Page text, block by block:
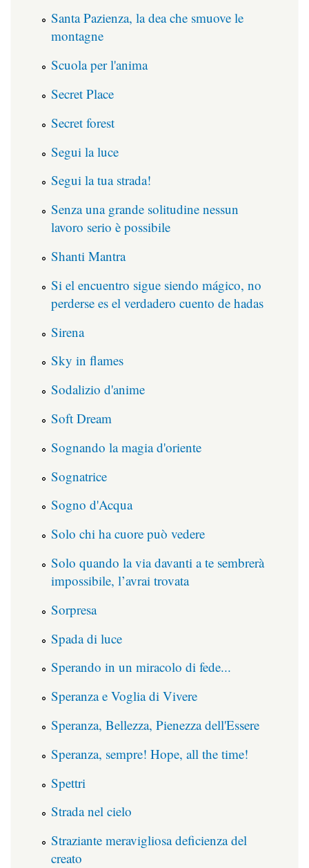
Santa Pazienza, la dea che smuove le
montagne
Scuola per l'anima
Secret Place
Secret forest
Segui la luce
Segui la tua strada!
Senza una grande solitudine nessun
lavoro serio è possibile
Shanti Mantra
Si el encuentro sigue siendo mágico, no
perderse es el verdadero cuento de hadas
Sirena
Sky in flames
Sodalizio d'anime
Soft Dream
Sognando la magia d'oriente
Sognatrice
Sogno d'Acqua
Solo chi ha cuore può vedere
Solo quando la via davanti a te sembrerà
impossibile, l’avrai trovata
Sorpresa
Spada di luce
Sperando in un miracolo di fede...
Speranza e Voglia di Vivere
Speranza, Bellezza, Pienezza dell'Essere
Speranza, sempre! Hope, all the time!
Spettri
Strada nel cielo
Straziante meravigliosa deficienza del
creato